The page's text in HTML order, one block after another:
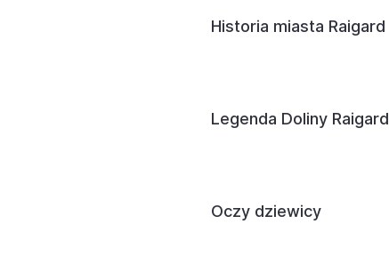
Historia miasta Raigard
Legenda Doliny Raigard
Oczy dziewicy